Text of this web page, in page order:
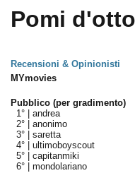
Pomi
Recensioni & Opinionisti
MYmovies
Pubblico (per gradimento)
1° | andrea
2° | anonimo
3° | saretta
4° | ultimoboyscout
5° | capitanmiki
6° | mondolariano